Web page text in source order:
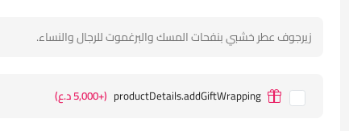
زيرجوف عطر خشبي بنفحات المسك والبرغموت للرجال والنساء.
productDetails.addGiftWrapping (+5,000 د.ع)